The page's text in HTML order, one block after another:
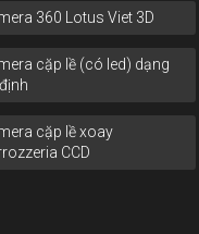
360 Lotus Viet 3D
cặp lề (có led) dạng
cặp lề xoay
CCD